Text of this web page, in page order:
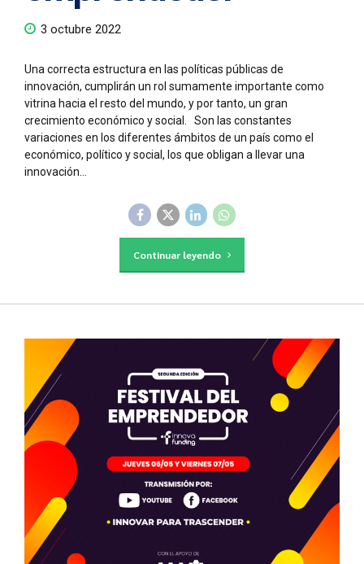
3 octubre 2022
Una correcta estructura en las políticas públicas de
innovación, cumplirán un rol sumamente importante como
vitrina hacia el resto del mundo, y por tanto, un gran
crecimiento económico y social. Son las constantes
variaciones en los diferentes ámbitos de un país como el
económico, político y social, los que obligan a llevar una
innovación...
Continuar leyendo